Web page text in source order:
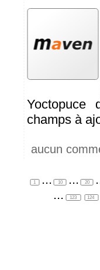
Yoctopuce
champs à
aucun
1 ... 10 ... 20
...
123 124